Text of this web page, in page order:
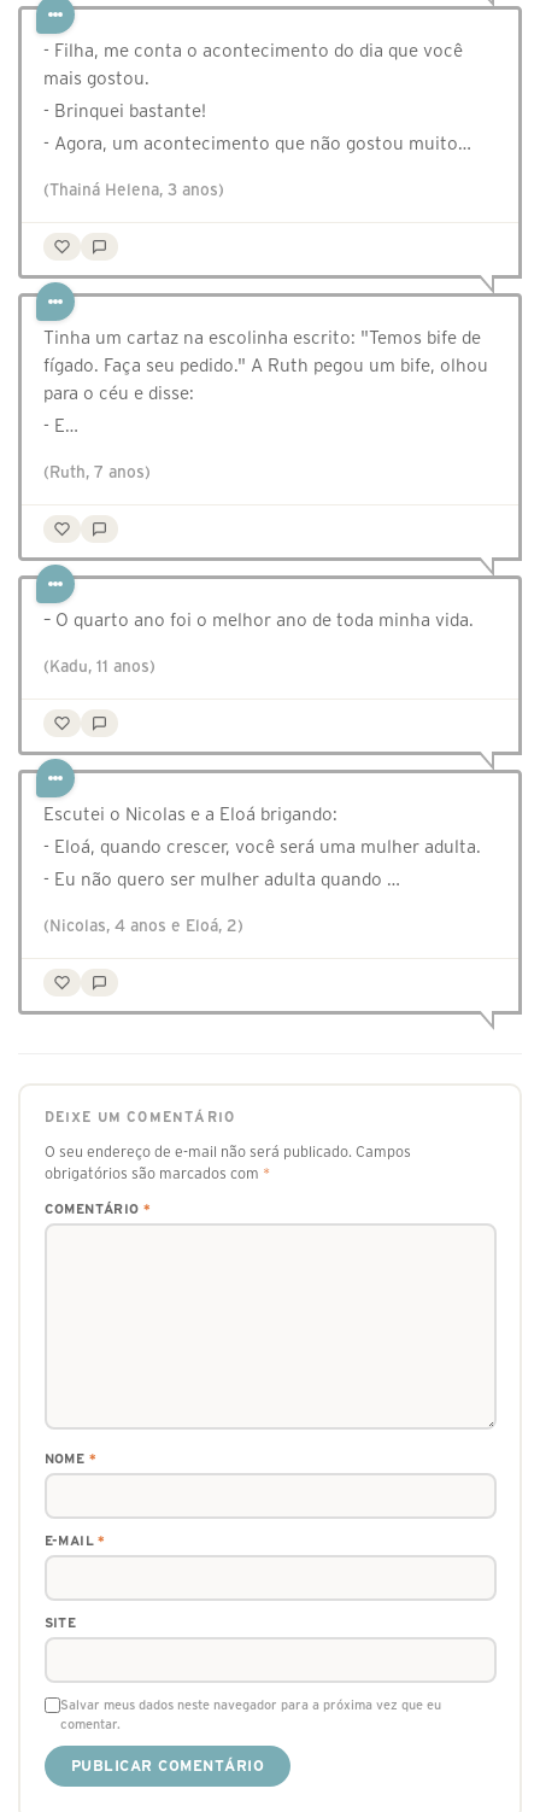
- Filha, me conta o acontecimento do dia que você
mais gostou.
- Brinquei bastante!
- Agora, um acontecimento que não gostou muito…
(Thainá Helena, 3 anos)
Tinha um cartaz na escolinha escrito: "Temos bife de
fígado. Faça seu pedido." A Ruth pegou um bife, olhou
para o céu e disse:
- E…
(Ruth, 7 anos)
– O quarto ano foi o melhor ano de toda minha vida.
(Kadu, 11 anos)
Escutei o Nicolas e a Eloá brigando:
- Eloá, quando crescer, você será uma mulher adulta.
- Eu não quero ser mulher adulta quando …
(Nicolas, 4 anos e Eloá, 2)
DEIXE UM COMENTÁRIO
O seu endereço de e-mail não será publicado. Campos
obrigatórios são marcados com *
COMENTÁRIO *
NOME *
E-MAIL*
SITE
Salvar meus dados neste navegador para a próxima vez que eu
comentar.